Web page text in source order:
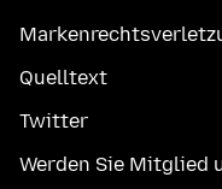
Quelltext
Twitter
Werden Sie Mitglied